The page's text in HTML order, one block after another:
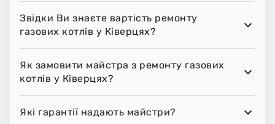
Звідки Ви знаєте вартість ремонту
газових котлів у Ківерцях?
Як замовити майстра з ремонту газових
котлів у Ківерцях?
Які гарантії надають майстри?